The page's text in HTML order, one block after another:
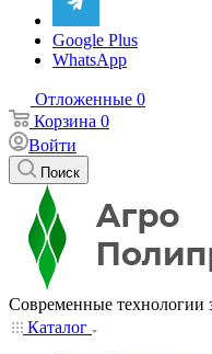
Google Plus
WhatsApp
Отложенные 0
Корзина 0
Войти
Поиск
Современные технологии
Каталог